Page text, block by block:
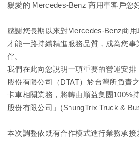
親愛的 Mercedes-Benz 商用車客戶您
感謝您長期以來對Mercedes-Benz商
才能一路持續精進服務品質，成為您事
伴。
我們在此向您說明一項重要的營運安排
股份有限公司（DTAT）於台灣所負責
卡車相關業務，將轉由順益集團100%
股份有限公司」(ShungTrix Truck &
本次調整依既有合作模式進行業務承接